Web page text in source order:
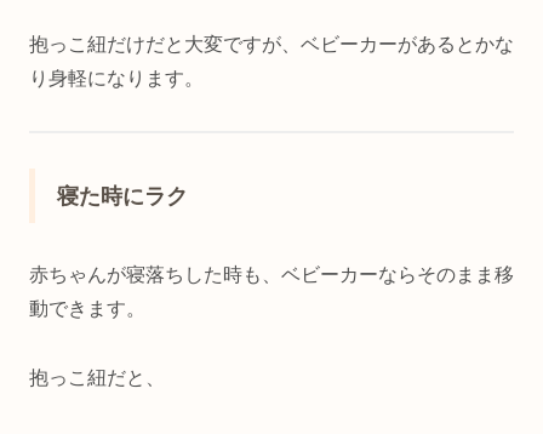
抱っこ紐だけだと大変ですが、ベビーカーがあるとかな
り身軽になります。
寝た時にラク
赤ちゃんが寝落ちした時も、ベビーカーならそのまま移
動できます。
抱っこ紐だと、